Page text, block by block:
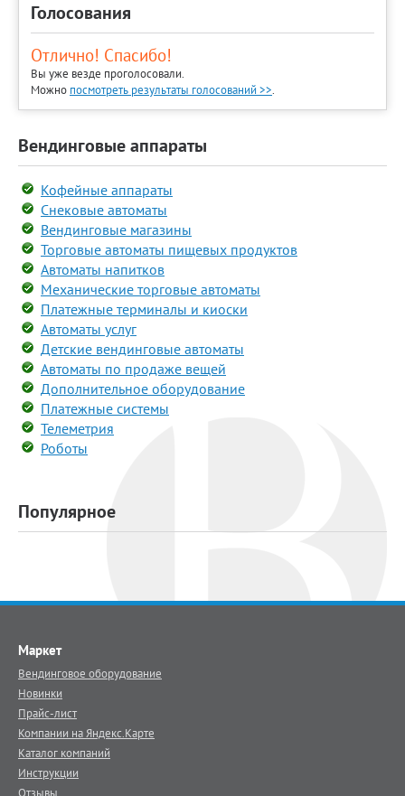
Голосования
Отлично! Спасибо!
Вы уже везде проголосовали.
Можно посмотреть результаты голосований >>.
Вендинговые аппараты
Кофейные аппараты
Снековые автоматы
Вендинговые магазины
Торговые автоматы пищевых продуктов
Автоматы напитков
Механические торговые автоматы
Платежные терминалы и киоски
Автоматы услуг
Детские вендинговые автоматы
Автоматы по продаже вещей
Дополнительное оборудование
Платежные системы
Телеметрия
Роботы
Популярное
Маркет
Вендинговое оборудование
Новинки
Прайс-лист
Компании на Яндекс.Карте
Каталог компаний
Инструкции
Отзывы